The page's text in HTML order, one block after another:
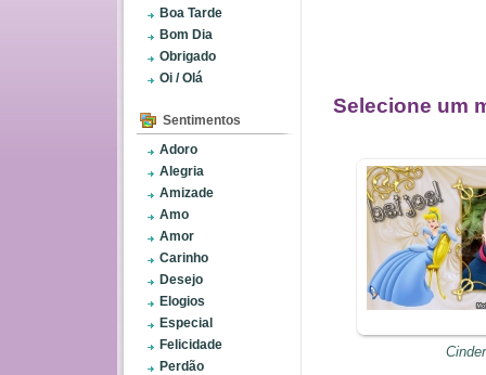
Boa Tarde
Bom Dia
Obrigado
Oi / Olá
Sentimentos
Adoro
Alegria
Amizade
Amo
Amor
Carinho
Desejo
Elogios
Especial
Felicidade
Perdão
Selecione um